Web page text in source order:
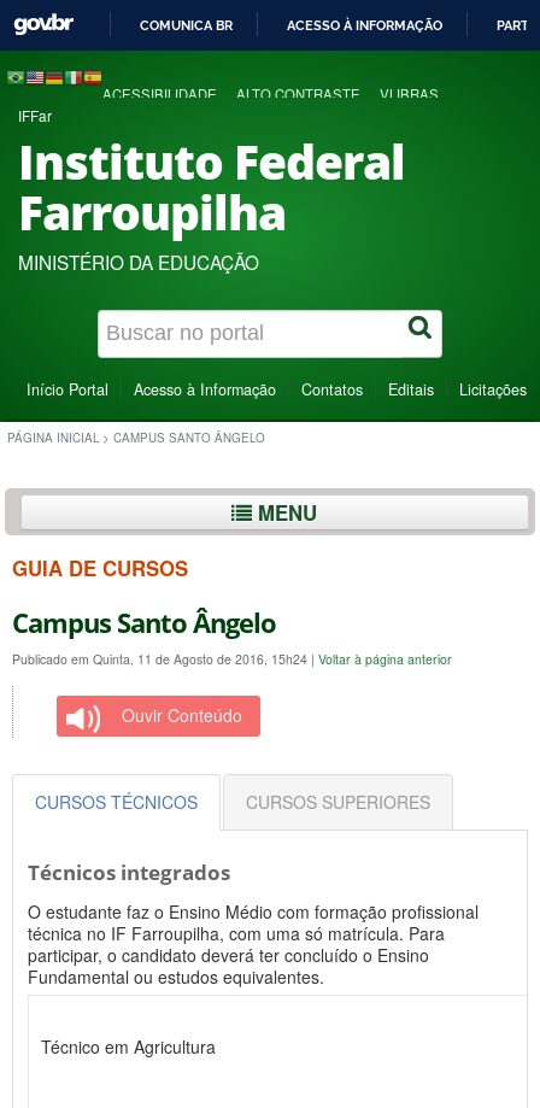
COMUNICA BR ACESSO À INFORMAÇÃO
ACESSIBILIDADE ALTO CONTRASTE VLIBRAS
IFFar
Instituto Federal
Farroupilha
MINISTÉRIO DA EDUCAÇÃO
Início Portal Acesso à Informação Contatos Editais Licitações
PÁGINA INICIAL > CAMPUS SANTO ÂNGELO
MENU
GUIA DE CURSOS
Campus Santo Ângelo
Publicado em Quinta, 11 de Agosto de 2016, 15h24 | Voltar à página anterior
Ouvir Conteúdo
CURSOS TÉCNICOS CURSOS SUPERIORES
Técnicos integrados
O estudante faz o Ensino Médio com formação profissional
técnica no IF Farroupilha, com uma só matrícula. Para
participar, o candidato deverá ter concluído o Ensino
Fundamental ou estudos equivalentes.
Técnico em Agricultura